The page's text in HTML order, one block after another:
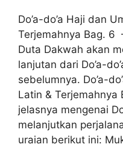
Do’a-do’a Haji dan
Terjemahnya Bag. 6
Duta Dakwah akan
lanjutan dari Do’a-
sebelumnya. Do’a-
Latin & Terjemahnya
jelasnya mengenai
melanjutkan
uraian berikut ini: